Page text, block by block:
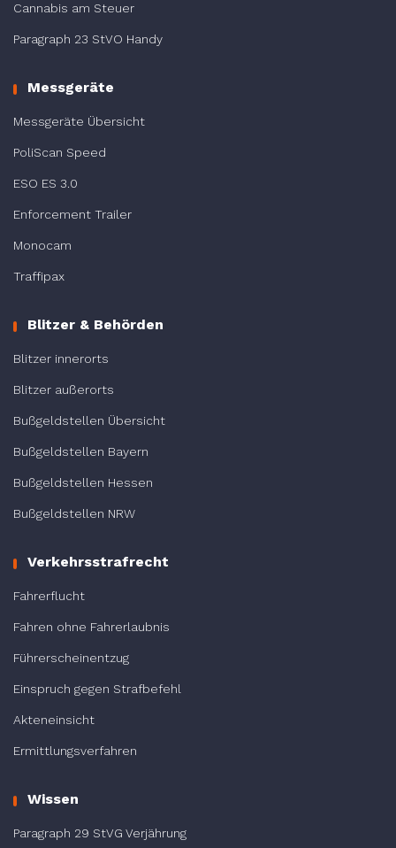
Cannabis am Steuer
Paragraph 23 StVO Handy
Messgeräte
Messgeräte Übersicht
PoliScan Speed
ESO ES 3.0
Enforcement Trailer
Monocam
Traffipax
Blitzer & Behörden
Blitzer innerorts
Blitzer außerorts
Bußgeldstellen Übersicht
Bußgeldstellen Bayern
Bußgeldstellen Hessen
Bußgeldstellen NRW
Verkehrsstrafrecht
Fahrerflucht
Fahren ohne Fahrerlaubnis
Führerscheinentzug
Einspruch gegen Strafbefehl
Akteneinsicht
Ermittlungsverfahren
Wissen
Paragraph 29 StVG Verjährung